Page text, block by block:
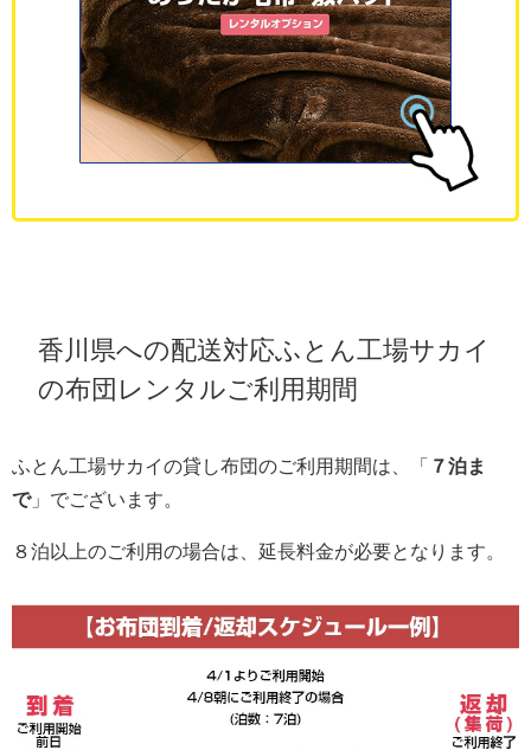
香川県への配送対応ふとん工場サカイ
の布団レンタルご利用期間
ふとん工場サカイの貸し布団のご利用期間は、「
７泊ま
で」でございます。
８泊以上のご利用の場合は、延長料金が必要となります。